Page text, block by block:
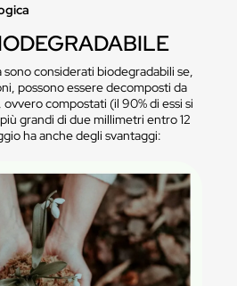
sono considerati biodegradabili se,
possono essere decomposti da
compostati (il 90% di essi si
grandi di due millimetri entro 12
ha anche degli svantaggi: